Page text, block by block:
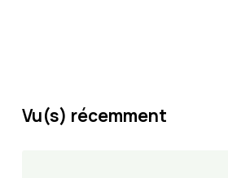
Vu(s) récemment